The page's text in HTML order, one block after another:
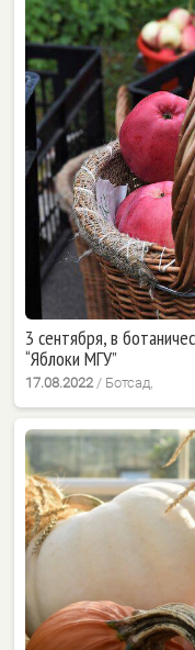
3 сентября, в
“Яблоки МГУ”
17.08.2022/ Ботсад,